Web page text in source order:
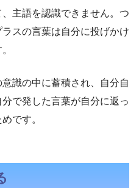
主語を認識できません。つ
スの言葉は自分に投げかけ
識の中に蓄積され、自分自
で発した言葉が自分に返っ
です。